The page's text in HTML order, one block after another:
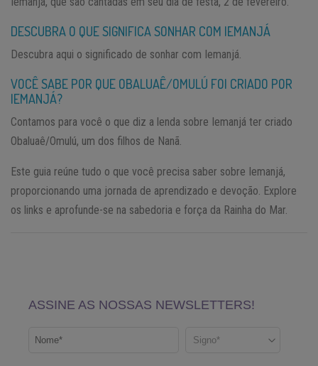
DESCUBRA O QUE SIGNIFICA SONHAR COM IEMANJÁ
Descubra aqui o significado de sonhar com Iemanjá.
VOCÊ SABE POR QUE OBALUAÊ/OMULÚ FOI CRIADO POR
IEMANJÁ?
Contamos para você o que diz a lenda sobre Iemanjá ter criado
Obaluaê/Omulú, um dos filhos de Nanã.
Este guia reúne tudo o que você precisa saber sobre Iemanjá,
proporcionando uma jornada de aprendizado e devoção. Explore
os links e aprofunde-se na sabedoria e força da Rainha do Mar.